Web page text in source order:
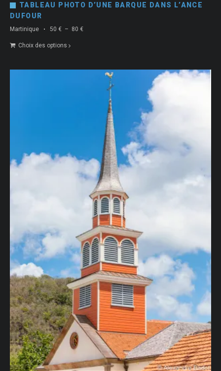
TABLEAU PHOTO D’UNE BARQUE DANS L’ANCE
DUFOUR
Martinique
Choix des options
50 € – 80 €Plage